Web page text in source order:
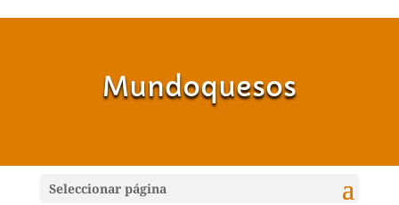
Mundoquesos
Seleccionar página